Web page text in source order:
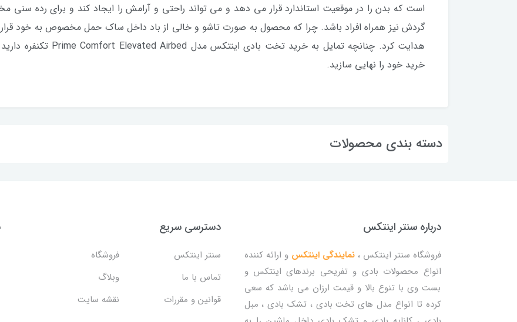
است که بدن را در موقعیت استاندارد قرار می دهد و می تواند راحتی و آرامش را ایجاد کند و برای رده
گردش نیز همراه افراد باشد. چرا که محصول به صورت تاشو و خالی از باد داخل ساک حمل مخصوص به خود
هدایت کرد. چنانچه تمایل به خرید تخت بادی اینتکس مدل Prime Comfort Elevated Airbed تکنفره دارید می توانید با مراجعه به
خرید خود را نهایی سازید.
دسته بندی محصولات
درباره سنتر اینتکس
فروشگاه سنتر اینتکس ،نمایندگی اینتکس و ارائه کننده
انواع محصولات بادی و تفریحی برندهای اینتکس و
بست وی با تنوع بالا و قیمت ارزان می باشد که سعی
کرده تا انواع مدل های تخت بادی ، تشک بادی ، مبل
دسترسی سریع
سنتر اینتکس
فروشگاه
تماس با ما
وبلاگ
قوانین و مقررات
نقشه سایت